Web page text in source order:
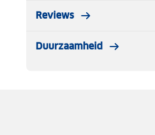
Reviews
Duurzaamheid